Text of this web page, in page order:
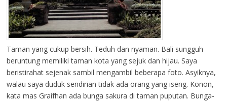
Taman yang cukup bersih. Teduh dan nyaman. Bali sungguh
beruntung memiliki taman kota yang sejuk dan hijau. Saya
beristirahat sejenak sambil mengambil beberapa foto. Asyiknya,
walau saya duduk sendirian tidak ada orang yang iseng. Konon,
kata mas Graifhan ada bunga sakura di taman puputan. Bunga-